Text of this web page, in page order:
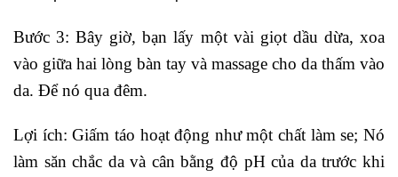
Bước 3: Bây giờ, bạn lấy một vài giọt dầu dừa, xoa
vào giữa hai lòng bàn tay và massage cho da thấm vào
da. Để nó qua đêm.
Lợi ích: Giấm táo hoạt động như một chất làm se; Nó
làm săn chắc da và cân bằng độ pH của da trước khi